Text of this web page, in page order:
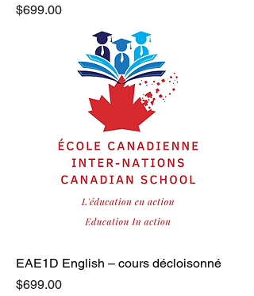
Price
$699.00
EAE1D English – cours décloisonné
Price
$699.00